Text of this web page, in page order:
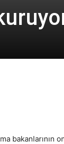
bakanlarının